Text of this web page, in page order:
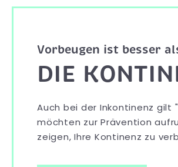
Vorbeugen ist besser
DIE
Auch bei der Inkontinenz gilt
möchten zur Prävention
zeigen, Ihre Kontinenz zu